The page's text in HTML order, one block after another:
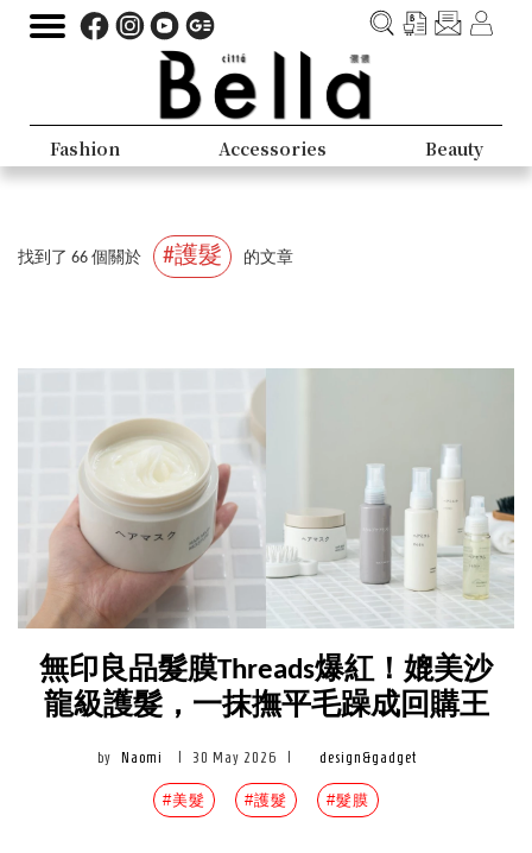
Fashion Accessories Beauty
找到了 66 個關於 #護髮 的文章
無印良品髮膜Threads爆紅！媲美沙
龍級護髮，一抹撫平毛躁成回購王
by Naomi 30 May 2026 design&gadget
#美髮 #護髮 #髮膜